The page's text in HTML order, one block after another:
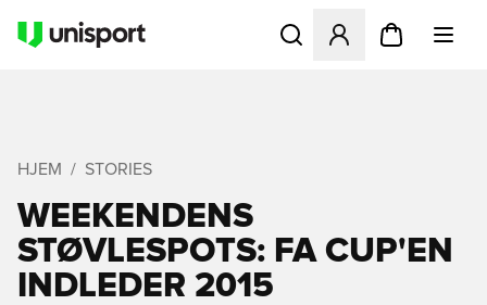
Åbner en Modal til at
HJEM STORIES
WEEKENDENS
STØVLESPOTS: FA CUP'EN
INDLEDER 2015